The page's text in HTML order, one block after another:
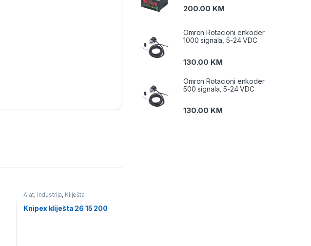
Alat, Industrija, Kliješta
Knipex kliješta 26 15 200
200.00 KM
Omron Rotacioni enkoder
1000 signala, 5-24 VDC
130.00 KM
Omron Rotacioni enkoder
500 signala, 5-24 VDC
130.00 KM